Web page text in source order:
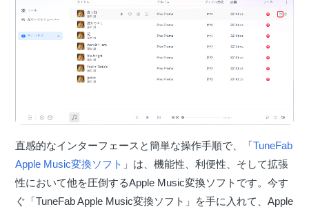
直感的なインターフェースと簡単な操作手順で、「TuneFab
Apple Music変換ソフト 」は、機能性、利便性、そして拡張
性において他を圧倒するApple Music変換ソフトです。今す
ぐ「TuneFab Apple Music変換ソフト」を手に入れて、Apple